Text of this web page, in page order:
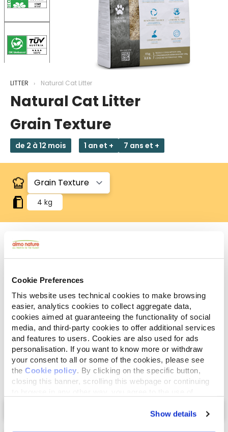
Cookie Preferences
This website uses technical cookies to make browsing
easier, analytics cookies to collect aggregate data,
cookies aimed at guaranteeing the functionality of social
media, and third-party cookies to offer additional services
and features to users. Cookies are also used for ads
personalisation. If you want to know more or withdraw
your consent to all or some of the cookies, please see
the Cookie policy. By clicking on the specific button,
closing this banner, scrolling this webpage or continuing
Show details
LITTER Natural Cat Litter
Natural Cat Litter
Grain Texture
de 2 à 12 mois 1 an et + 7 ans et +
4 kg
Respecteux de l'environnement
contient aucun additif ou agent toxique. Le sac est
100% recyclable et après utilisation
Ingrédients
Constituants Analytiques
100% d'origine végétale.